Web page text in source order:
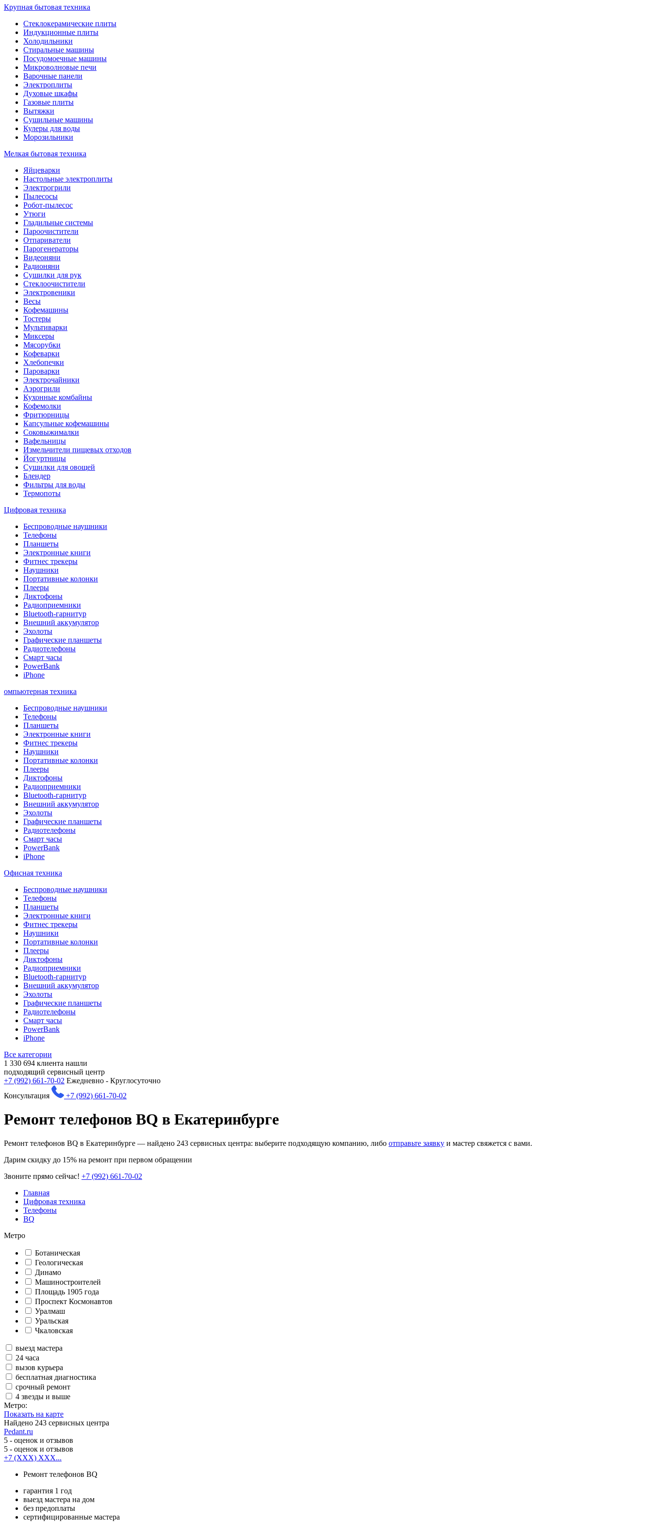
Крупная бытовая техника
Стеклокерамические плиты
Индукционные плиты
Холодильники
Стиральные машины
Посудомоечные машины
Микроволновые печи
Варочные панели
Электроплиты
Духовые шкафы
Газовые плиты
Вытяжки
Сушильные машины
Кулеры для воды
Морозильники
Мелкая бытовая техника
Яйцеварки
Настольные электроплиты
Электрогрили
Пылесосы
Робот-пылесос
Утюги
Гладильные системы
Пароочистители
Отпариватели
Парогенераторы
Видеоняни
Радионяни
Сушилки для рук
Стеклоочистители
Электровеники
Весы
Кофемашины
Тостеры
Мультиварки
Миксеры
Мясорубки
Кофеварки
Хлебопечки
Пароварки
Электрочайники
Аэрогрили
Кухонные комбайны
Кофемолки
Фритюрницы
Капсульные кофемашины
Соковыжималки
Вафельницы
Измельчители пищевых отходов
Йогуртницы
Сушилки для овощей
Блендер
Фильтры для воды
Термопоты
Цифровая техника
Беспроводные наушники
Телефоны
Планшеты
Электронные книги
Фитнес трекеры
Наушники
Портативные колонки
Плееры
Диктофоны
Радиоприемники
Bluetooth-гарнитур
Внешний аккумулятор
Эхолоты
Графические планшеты
Радиотелефоны
Смарт часы
PowerBank
iPhone
омпьютерная техника
Беспроводные наушники
Телефоны
Планшеты
Электронные книги
Фитнес трекеры
Наушники
Портативные колонки
Плееры
Диктофоны
Радиоприемники
Bluetooth-гарнитур
Внешний аккумулятор
Эхолоты
Графические планшеты
Радиотелефоны
Смарт часы
PowerBank
iPhone
Офисная техника
Беспроводные наушники
Телефоны
Планшеты
Электронные книги
Фитнес трекеры
Наушники
Портативные колонки
Плееры
Диктофоны
Радиоприемники
Bluetooth-гарнитур
Внешний аккумулятор
Эхолоты
Графические планшеты
Радиотелефоны
Смарт часы
PowerBank
iPhone
Все категории
1 330 694 клиента нашли
подходящий сервисный центр
+7 (992) 661-70-02 Ежедневно - Круглосуточно
Консультация
+7 (992) 661-70-02
Ремонт телефонов BQ в Екатеринбурге
Ремонт телефонов BQ в Екатеринбурге — найдено 243 сервисных центра: выберите подходящую компанию, либо отправьте заявку и мастер свяжется с вами.
Дарим скидку до 15% на ремонт при первом обращении
Звоните прямо сейчас! +7 (992) 661-70-02
Главная
Цифровая техника
Телефоны
BQ
Метро
Ботаническая
Геологическая
Динамо
Машиностроителей
Площадь 1905 года
Проспект Космонавтов
Уралмаш
Уральская
Чкаловская
выезд мастера
24 часа
вызов курьера
бесплатная диагностика
срочный ремонт
4 звезды и выше
Метро:
Показать на карте
Найдено 243 сервисных центра
Pedant.ru
5 - оценок и отзывов
5 - оценок и отзывов
+7 (XXX) XXX...
Ремонт телефонов BQ
гарантия 1 год
выезд мастера на дом
без предоплаты
сертифицированные мастера